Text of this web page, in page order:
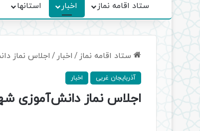
ستاد اقامه نماز اخبار استانها
ستاد اقامه نماز / اخبار / اجلاس نماز
آذربایجان غربی اخبار
اجلاس نماز دانش‌آموزی